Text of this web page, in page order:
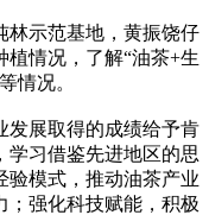
示范基地，黄振饶仔
情况，了解“油茶+生
情况。
展取得的成绩给予肯
学习借鉴先进地区的思
验模式，推动油茶产业
；强化科技赋能，积极